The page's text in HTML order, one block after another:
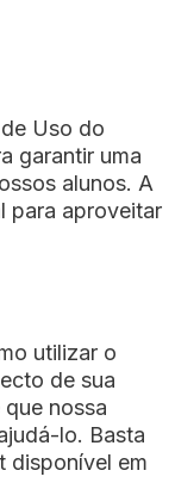
Uso do
garantir uma
alunos. A
para aproveitar
utilizar o
de sua
nossa
lo. Basta
disponível em